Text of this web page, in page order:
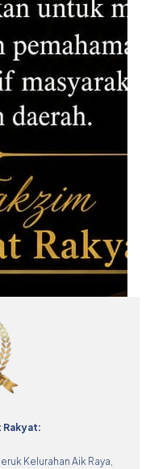
Rakyat:
Kelurahan Aik Raya,